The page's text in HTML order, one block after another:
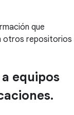
que
otros repositorios
equipos